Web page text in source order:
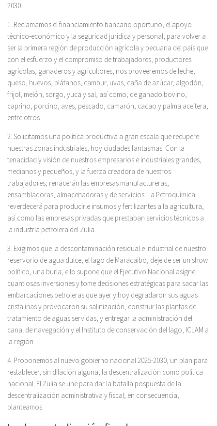
2030.
1. Reclamamos el financiamiento bancario oportuno, el apoyo
técnico-económico y la seguridad jurídica y personal, para volver a
ser la primera región de producción agrícola y pecuaria del país que
con el esfuerzo y el compromiso de trabajadores, productores
agrícolas, ganaderos y agricultores, nos proveeremos de leche,
queso, huevos, plátanos, cambur, uvas, caña de azúcar, algodón,
frijol, melón, sorgo, yuca y sal, así como, de ganado bovino,
caprino, porcino, aves, pescado, camarón, cacao y palma aceitera,
entre otros.
2. Solicitamos una política productiva a gran escala que recupere
nuestras zonas industriales, hoy ciudades fantasmas. Con la
tenacidad y visión de nuestros empresarios e industriales grandes,
medianos y pequeños, y la fuerza creadora de nuestros
trabajadores, renacerán las empresas manufactureras,
ensambladoras, almacenadoras y de servicios. La Petroquímica
reverdecerá para producirle insumos y fertilizantes a la agricultura,
así como las empresas privadas que prestaban servicios técnicos a
la industria petrolera del Zulia.
3. Exigimos que la descontaminación residual e industrial de nuestro
reservorio de agua dulce, el lago de Maracaibo, deje de ser un show
político, una burla; ello supone que el Ejecutivo Nacional asigne
cuantiosas inversiones y tome decisiones estratégicas para sacar las
embarcaciones petroleras que ayer y hoy degradaron sus aguas
cristalinas y provocaron su salinización, construir las plantas de
tratamiento de aguas servidas, y entregar la administración del
canal de navegación y el Instituto de conservación del lago, ICLAM a
la región.
4. Proponemos al nuevo gobierno nacional 2025-2030, un plan para
restablecer, sin dilación alguna, la descentralización como política
nacional. El Zulia se une para dar la batalla pospuesta de la
descentralización administrativa y fiscal; en consecuencia,
planteamos: